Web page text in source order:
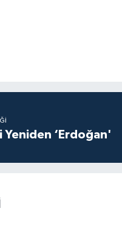
Yeniden ‘Erdoğan'